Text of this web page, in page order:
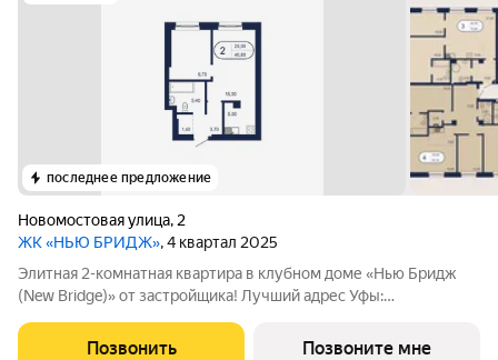
последнее предложение
Новомостовая улица, 2
ЖК «НЬЮ БРИДЖ», 4 квартал 2025
Элитная 2-комнатная квартира в клубном доме «Нью Бридж
(New Bridge)» от застройщика! Лучший адрес Уфы:
площадь: 40,8 м Высота потолков: 3,3 м Безопасная сделкаПозвонить Позвоните мне